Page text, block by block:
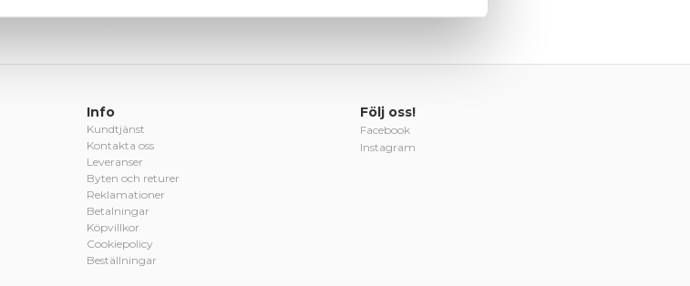
Info
Kundtjänst
Kontakta oss
Leveranser
Byten och returer
Reklamationer
Betalningar
Köpvillkor
Cookiepolicy
Beställningar
Följ oss!
Facebook
Instagram